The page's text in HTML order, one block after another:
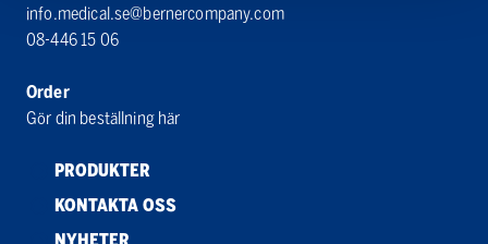
info.medical.se@bernercompany.com
08-446 15 06
Order
Gör din beställning här
PRODUKTER
KONTAKTA OSS